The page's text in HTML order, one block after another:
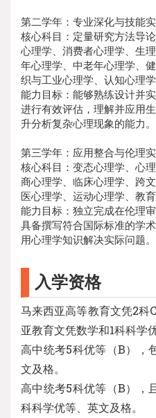
第二学年：专业深化与技能
核心科目：定量研究方法导
心理学、消费者心理学、生
年心理学、中老年心理学、
织与工业心理学、认知心理学
能力目标：能够熟练设计并
进行有效评估，理解并应用
升分析复杂心理现象的能力。
第三学年：应用整合与伦理
核心科目：变态心理学、心
商心理学、临床心理学、跨
医心理学、运动心理学、教
能力目标：独立完成在伦理
具备撰写符合国际标准的学
用心理学知识解决实际问题。
入学资格
马来西亚高等教育文凭2科
亚教育文凭数学和1科科学
高中统考5科优等（B），
文及格。
高中统考5科优等（B），
科科学优等、英文及格。